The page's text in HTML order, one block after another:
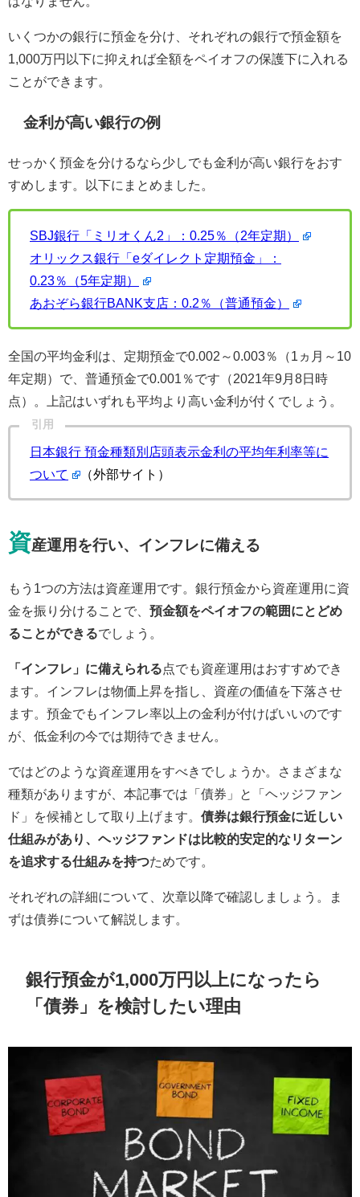
いくつかの銀行に預金を分け、それぞれの銀行で預金額を
1,000万円以下に抑えれば全額をペイオフの保護下に入れる
ことができます。
金利が高い銀行の例
せっかく預金を分けるなら少しでも金利が高い銀行をおす
すめします。以下にまとめました。
SBJ銀行「ミリオくん2」：0.25％（2年定期）
オリックス銀行「eダイレクト定期預金」：
0.23％（5年定期）
あおぞら銀行BANK支店：0.2％（普通預金）
全国の平均金利は、定期預金で0.002～0.003％（1ヵ月～10
年定期）で、普通預金で0.001％です（2021年9月8日時
点）。上記はいずれも平均より高い金利が付くでしょう。
引用
日本銀行 預金種類別店頭表示金利の平均年利率等に
ついて
（外部サイト）
資産運用を行い、インフレに備える
もう1つの方法は資産運用です。銀行預金から資産運用に資
金を振り分けることで、 預金額をペイオフの範囲にとどめ
ることができるでしょう。
「インフレ」に備えられる点でも資産運用はおすすめでき
ます。インフレは物価上昇を指し、資産の価値を下落させ
ます。預金でもインフレ率以上の金利が付けばいいのです
が、低金利の今では期待できません。
ではどのような資産運用をすべきでしょうか。さまざまな
種類がありますが、本記事では「債券」と「ヘッジファン
ド」を候補として取り上げます。 債券は銀行預金に近しい
仕組みがあり、ヘッジファンドは比較的安定的なリターン
を追求する仕組みを持つためです。
それぞれの詳細について、次章以降で確認しましょう。ま
ずは債券について解説します。
銀行預金が1,000万円以上になったら
「債券」を検討したい理由